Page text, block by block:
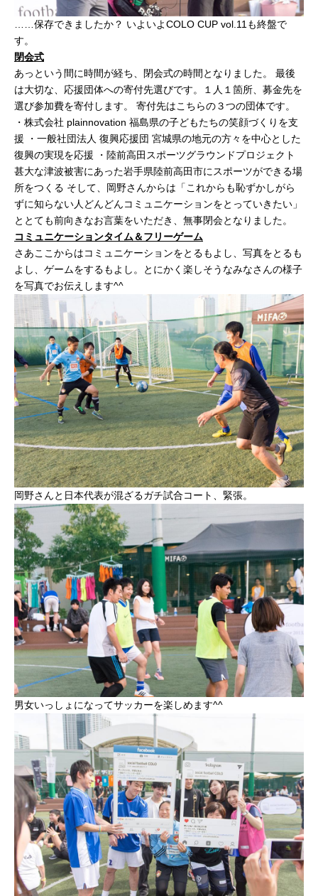
……保存できましたか？ いよいよCOLO CUP vol.11も終盤で
す。
閉会式
あっという間に時間が経ち、閉会式の時間となりました。 最後
は大切な、応援団体への寄付先選びです。１人１箇所、募金先を
選び参加費を寄付します。 寄付先はこちらの３つの団体です。
・株式会社 plainnovation 福島県の子どもたちの笑顔づくりを支
援 ・一般社団法人 復興応援団 宮城県の地元の方々を中心とした
復興の実現を応援 ・陸前高田スポーツグラウンドプロジェクト
甚大な津波被害にあった岩手県陸前高田市にスポーツができる場
所をつくる そして、岡野さんからは「これからも恥ずかしがら
ずに知らない人どんどんコミュニケーションをとっていきたい」
ととても前向きなお言葉をいただき、無事閉会となりました。
コミュニケーションタイム＆フリーゲーム
さあここからはコミュニケーションをとるもよし、写真をとるも
よし、ゲームをするもよし。とにかく楽しそうなみなさんの様子
を写真でお伝えします^^
岡野さんと日本代表が混ざるガチ試合コート、緊張。
男女いっしょになってサッカーを楽しめます^^